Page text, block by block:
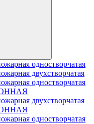
одностворчатая
двухстворчатая
одностворчатая
двухстворчатая
одностворчатая